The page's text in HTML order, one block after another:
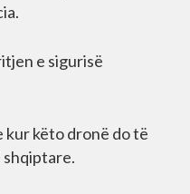
e sigurisë
kur këto dronë do të
shqiptare.